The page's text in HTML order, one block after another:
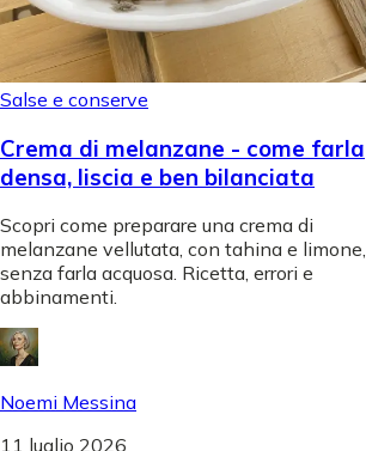
Salse e conserve
Crema di melanzane - come farla
densa, liscia e ben bilanciata
Scopri come preparare una crema di
melanzane vellutata, con tahina e limone,
senza farla acquosa. Ricetta, errori e
abbinamenti.
Noemi Messina
11 luglio 2026